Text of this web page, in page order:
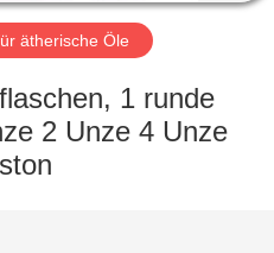
ätherische Öle
1 runde
2 Unze 4 Unze